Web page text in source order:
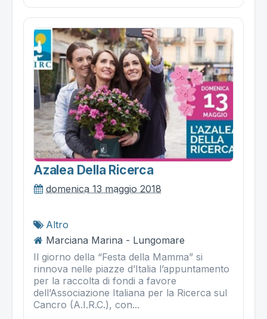
Azalea Della Ricerca
domenica 13 maggio 2018
Altro
Marciana Marina - Lungomare
Il giorno della “Festa della Mamma” si
rinnova nelle piazze d’Italia l’appuntamento
per la raccolta di fondi a favore
dell’Associazione Italiana per la Ricerca sul
Cancro (A.I.R.C.), con...